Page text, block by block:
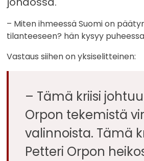
– Miten ihmeessä Suomi on
tilanteeseen? hän kysyy
Vastaus siihen on yksiselitteinen:
– Tämä kriisi
Orpon tekemistä
valinnoista. Tämä
Petteri Orpon